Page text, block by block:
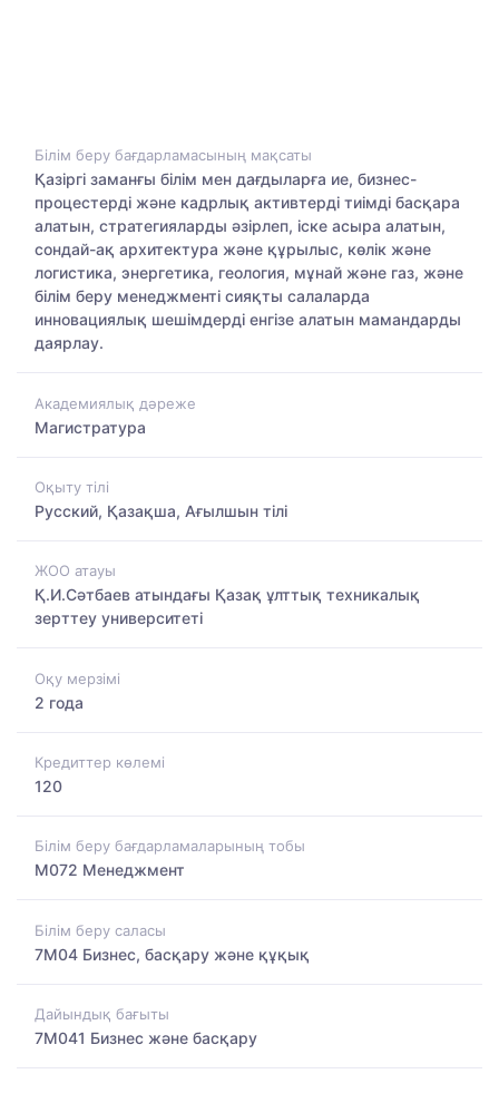
Білім беру бағдарламасының мақсаты
Қазіргі заманғы білім мен дағдыларға ие, бизнес-
процестерді және кадрлық активтерді тиімді басқара
алатын, стратегияларды әзірлеп, іске асыра алатын,
сондай-ақ архитектура және құрылыс, көлік және
логистика, энергетика, геология, мұнай және газ, және
білім беру менеджменті сияқты салаларда
инновациялық шешімдерді енгізе алатын мамандарды
даярлау.
Академиялық дәреже
Магистратура
Оқыту тілі
Русский, Қазақша, Ағылшын тілі
ЖОО атауы
Қ.И.Сәтбаев атындағы Қазақ ұлттық техникалық
зерттеу университеті
Оқу мерзімі
2 года
Кредиттер көлемі
120
Білім беру бағдарламаларының тобы
M072 Менеджмент
Білім беру саласы
7M04 Бизнес, басқару және құқық
Дайындық бағыты
7M041 Бизнес және басқару